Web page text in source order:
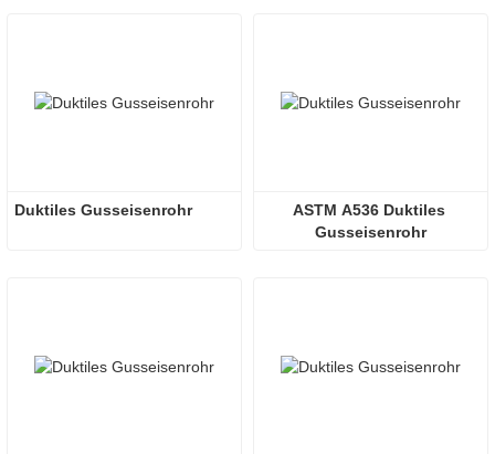
Duktiles Gusseisenrohr
ASTM A536 Duktiles
Gusseisenrohr